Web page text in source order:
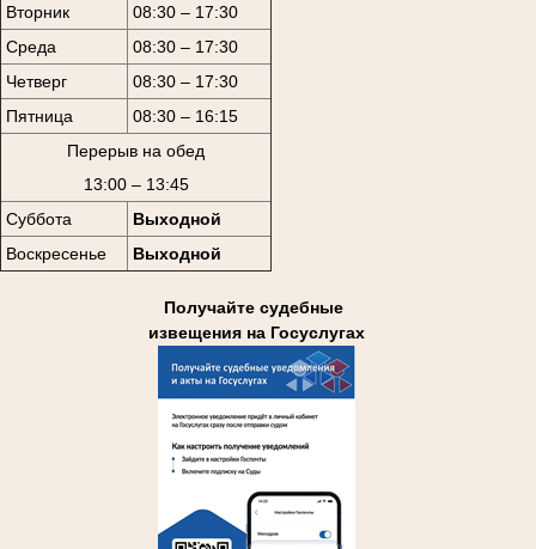
Вторник
08:30 – 17:30
Среда
08:30 – 17:30
Четверг
08:30 – 17:30
Пятница
08:30 – 16:15
Перерыв на обед
13:00 – 13:45
Суббота
Выходной
Воскресенье
Выходной
Получайте судебные
извещения на Госуслугах